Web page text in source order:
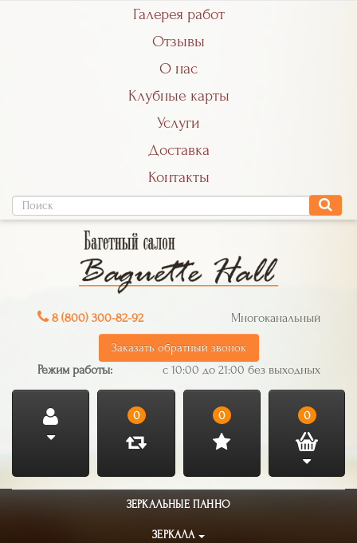
Галерея работ
Отзывы
О нас
Клубные карты
Услуги
Доставка
Контакты
8 (800) 300-82-92 Многоканальный
Заказать обратный звонок
Режим работы: с 10:00 до 21:00 без выходных
0 0 0
ЗЕРКАЛЬНЫЕ ПАННО
ЗЕРКАЛА